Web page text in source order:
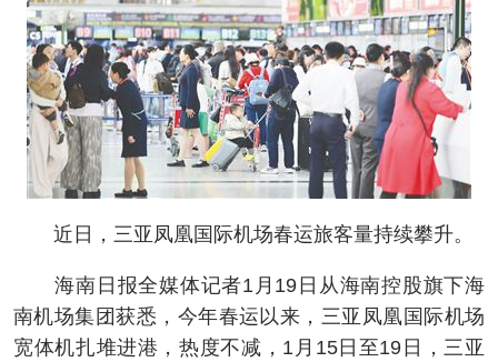
人才在线 天涯企服
近日，三亚凤凰国际机场春运旅客量持续攀升。
海南日报全媒体记者1月19日从海南控股旗下海
南机场集团获悉，今年春运以来，三亚凤凰国际机场
宽体机扎堆进港，热度不减，1月15日至19日，三亚